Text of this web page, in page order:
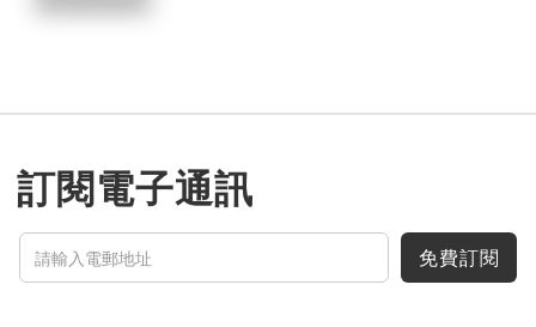
訂閱電子通訊
免費訂閱